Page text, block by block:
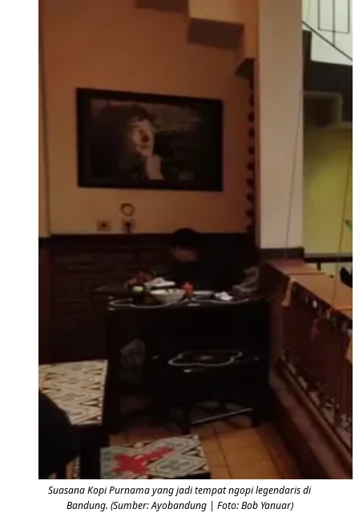
Suasana Kopi Purnama yang jadi tempat ngopi legendaris di
Bandung. (Sumber: Ayobandung | Foto: Bob Yanuar)